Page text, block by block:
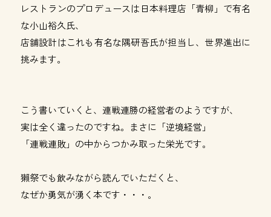
レストランのプロデュースは日本料理店「青柳」で有名
な小山裕久氏、
店舗設計はこれも有名な隅研吾氏が担当し、世界進出に
挑みます。
こう書いていくと、連戦連勝の経営者のようですが、
実は全く違ったのですね。まさに「逆境経営」
「連戦連敗」の中からつかみ取った栄光です。
獺祭でも飲みながら読んでいただくと、
なぜか勇気が湧く本です・・・。